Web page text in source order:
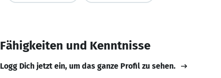
Fähigkeiten und Kenntnisse
Logg Dich jetzt ein, um das ganze Profil zu sehen.